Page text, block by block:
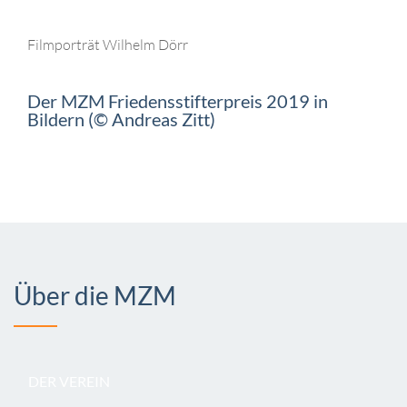
Filmporträt Wilhelm Dörr
Der MZM Friedensstifterpreis 2019 in
Bildern (© Andreas Zitt)
Über die MZM